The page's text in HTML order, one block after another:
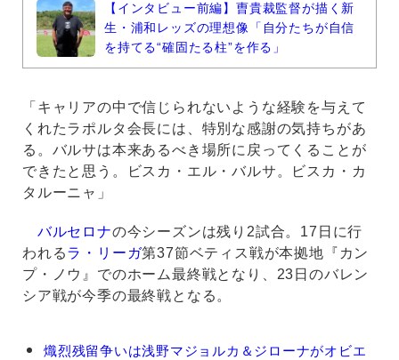
【インタビュー前編】曺貴裁監督が描く新
生・浦和レッズの理想像「自分たちが自信
を持てる“確固たる柱”を作る」
「キャリアの中で信じられないような経験を与えて
くれたラポルタ会長には、特別な感謝の気持ちがあ
る。バルサは本来あるべき場所に戻ってくることが
できたと思う。ビスカ・エル・バルサ。ビスカ・カ
タルーニャ」
バルセロナの今シーズンは残り2試合。17日に行
われるラ・リーガ第37節ベティス戦が本拠地『カン
プ・ノウ』でのホーム最終戦となり、23日のバレン
シア戦が今季の最終戦となる。
ロ
熾烈残留争いは浅野マジョルカ＆ジローナがオビエ